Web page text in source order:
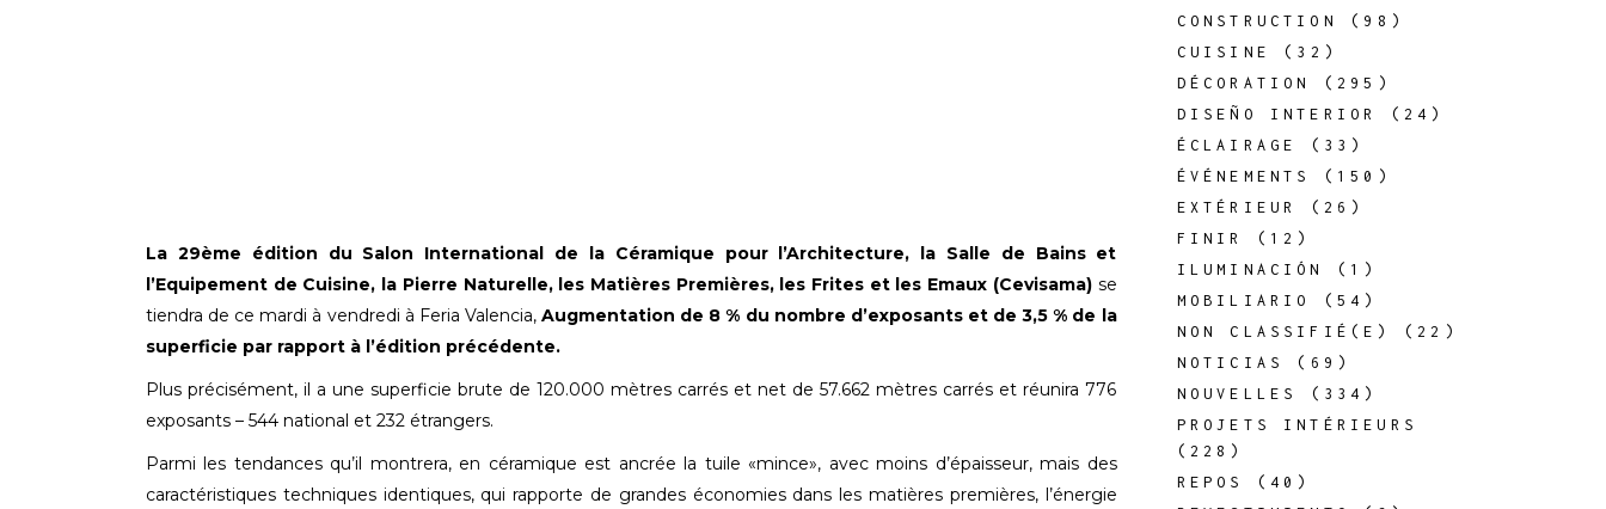
La 29ème édition du Salon International de la Céramique pour l’Architecture, la Salle de Bains et
l’Equipement de Cuisine, la Pierre Naturelle, les Matières Premières, les Frites et les Emaux (Cevisama)se
tiendra de ce mardi à vendredi à Feria Valencia,Augmentation de 8 % du nombre d’exposants et de 3,5 % de la
superficie par rapport à l’édition précédente.
Plus précisément, il a une superficie brute de 120.000 mètres carrés et net de 57.662 mètres carrés et réunira 776
exposants – 544 national et 232 étrangers.
Parmi les tendances qu’il montrera, en céramique est ancrée la tuile «mince», avec moins d’épaisseur, mais des
caractéristiques techniques identiques, qui rapporte de grandes économies dans les matières premières, l’énergie
CONSTRUCTION
(98)
CUISINE
(32)
DÉCORATION
(295)
DISEÑO INTERIOR
(24)
ÉCLAIRAGE
(33)
ÉVÉNEMENTS
(150)
EXTÉRIEUR
(26)
FINIR
(12)
ILUMINACIÓN
(1)
MOBILIARIO
(54)
NON CLASSIFIÉ(E)
(22)
NOTICIAS
(69)
NOUVELLES
(334)
PROJETS INTÉRIEURS
(228)
REPOS
(40)